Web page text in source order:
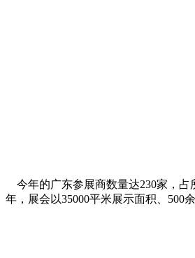
今年的广东参展商数量达230家，占
年，展会以35000平米展示面积、500